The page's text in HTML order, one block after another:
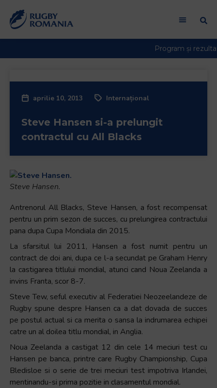
aprilie 10, 2013 Internațional
Steve Hansen si-a prelungit
contractul cu All Blacks
Steve Hansen.
Antrenorul All Blacks, Steve Hansen, a fost recompensat
pentru un prim sezon de succes, cu prelungirea contractului
pana dupa Cupa Mondiala din 2015.
La sfarsitul lui 2011, Hansen a fost numit pentru un
contract de doi ani, dupa ce l-a secundat pe Graham Henry
la castigarea titlului mondial, atunci cand Noua Zeelanda a
invins Franta, scor 8-7.
Steve Tew, seful executiv al Federatiei Neozeelandeze de
Rugby spune despre Hansen ca a dat dovada de succes
pe postul actual si ca merita o sansa la indrumarea echipei
catre un al doilea titlu mondial, in Anglia.
Noua Zeelanda a castigat 12 din cele 14 meciuri test cu
Hansen pe banca, printre care Rugby Championship, Cupa
Bledisloe si o serie de trei meciuri test impotriva Irlandei,
mentinandu-si prima pozitie in clasamentul mondial.